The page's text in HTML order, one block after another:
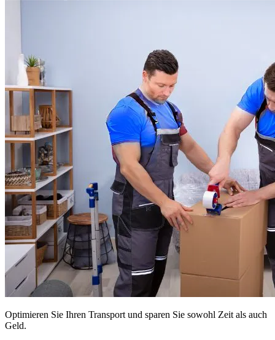
Optimieren Sie Ihren Transport und sparen Sie sowohl Zeit als auch
Geld.